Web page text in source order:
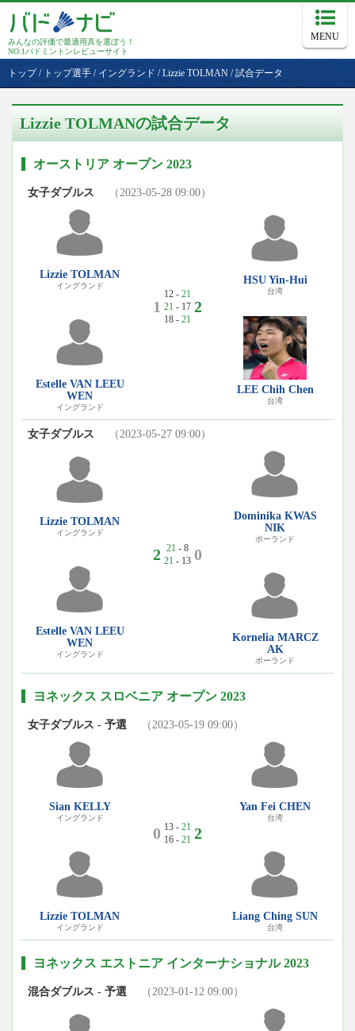
みんなの評価で最適用具を選ぼう！
NO.1バドミントンレビューサイト
MENU
トップ/ トップ選手 / イングランド /Lizzie TOLMAN /試合データ
Lizzie TOLMANの試合データ
オーストリア オープン 2023
女子ダブルス （2023-05-28 09:00）
Lizzie TOLMAN
イングランド
Estelle VAN LEEU
WEN
イングランド
1
12 - 21
21 - 17
18 - 21
2
HSU Yin-Hui
台湾
LEE Chih Chen
台湾
女子ダブルス （2023-05-27 09:00）
Lizzie TOLMAN
イングランド
Estelle VAN LEEU
WEN
イングランド
2 21 - 8
21 - 13 0
Dominika KWAS
NIK
ポーランド
Kornelia MARCZ
AK
ポーランド
ヨネックス スロベニア オープン 2023
女子ダブルス - 予選 （2023-05-19 09:00）
Sian KELLY
イングランド
Lizzie TOLMAN
イングランド
0 13 - 21
16 - 21 2
Yan Fei CHEN
台湾
Liang Ching SUN
台湾
ヨネックス エストニア インターナショナル 2023
混合ダブルス - 予選 （2023-01-12 09:00）